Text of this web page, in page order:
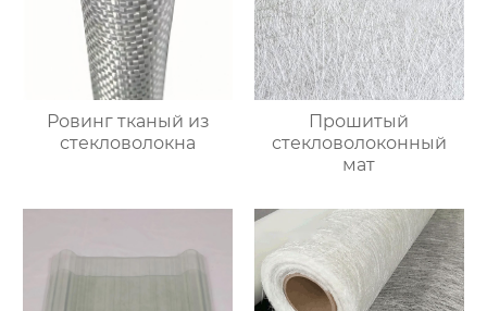
Ровинг тканый из
стекловолокна
Прошитый
стекловолоконный
мат